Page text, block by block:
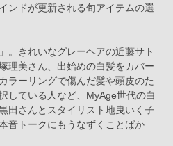
ンドが更新される旬アイテムの選
。きれいなグレーヘアの近藤サト
理美さん、出始めの白髪をカバー
ラーリングで傷んだ髪や頭皮のた
している人など、MyAge世代の白
田さんとスタイリスト地曳いく子
音トークにもうなずくことばか